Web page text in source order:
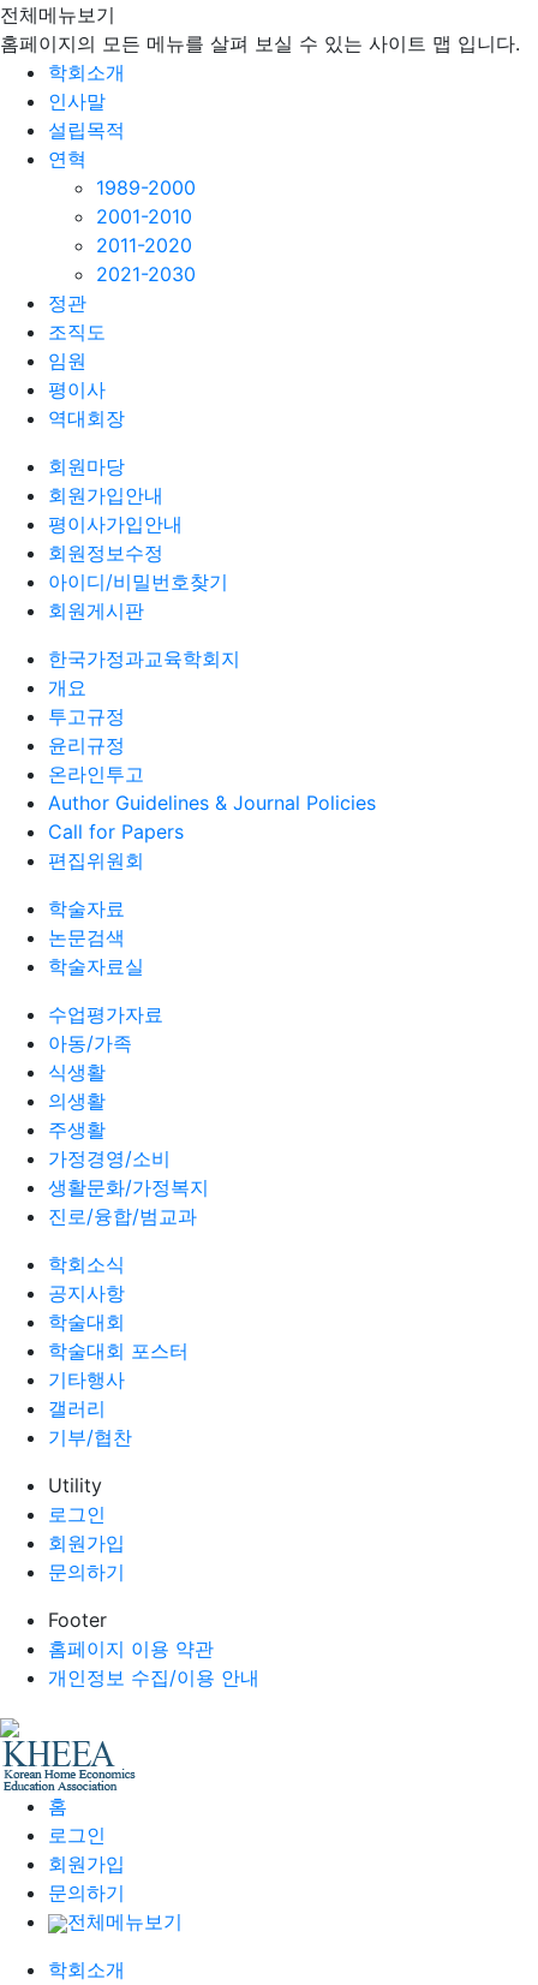
전체메뉴보기
홈페이지의 모든 메뉴를 살펴 보실 수 있는 사이트 맵 입니다.
학회소개
인사말
설립목적
연혁
1989-2000
2001-2010
2011-2020
2021-2030
정관
조직도
임원
평이사
역대회장
회원마당
회원가입안내
평이사가입안내
회원정보수정
아이디/비밀번호찾기
회원게시판
한국가정과교육학회지
개요
투고규정
윤리규정
온라인투고
Author Guidelines & Journal Policies
Call for Papers
편집위원회
학술자료
논문검색
학술자료실
수업평가자료
아동/가족
식생활
의생활
주생활
가정경영/소비
생활문화/가정복지
진로/융합/범교과
학회소식
공지사항
학술대회
학술대회 포스터
기타행사
갤러리
기부/협찬
Utility
로그인
회원가입
문의하기
Footer
홈페이지 이용 약관
개인정보 수집/이용 안내
홈
로그인
회원가입
문의하기
전체메뉴보기
학회소개